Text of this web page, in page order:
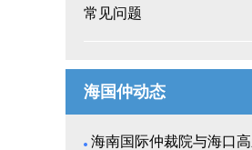
常见问题
海国仲动态